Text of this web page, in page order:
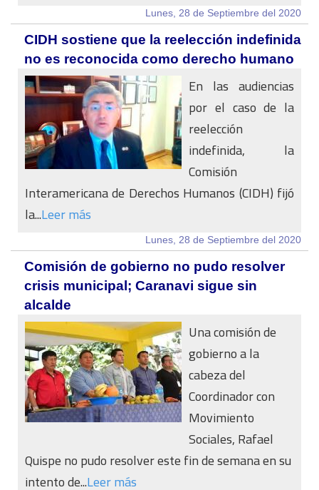
Lunes, 28 de Septiembre del 2020
CIDH sostiene que la reelección indefinida
no es reconocida como derecho humano
En las audiencias
por el caso de la
reelección
indefinida, la
Comisión
Interamericana de Derechos Humanos (CIDH) fijó
la...Leer más
Lunes, 28 de Septiembre del 2020
Comisión de gobierno no pudo resolver
crisis municipal; Caranavi sigue sin
alcalde
Una comisión de
gobierno a la
cabeza del
Coordinador con
Movimiento
Sociales, Rafael
Quispe no pudo resolver este fin de semana en su
intento de...Leer más